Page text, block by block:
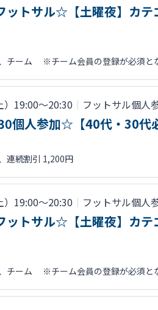
トサル☆【土曜夜】カテ
チーム ※チーム会員の登録が必須と
19:00〜20:30 ｜ フットサル個人
個人参加☆【40代・30代
連続割引 1,200円
19:00〜20:30 ｜ フットサル個人
トサル☆【土曜夜】カテ
チーム ※チーム会員の登録が必須と